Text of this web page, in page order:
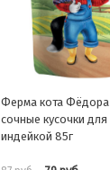
Ферма кота Фёдора
сочные кусочки для
индейкой 85г